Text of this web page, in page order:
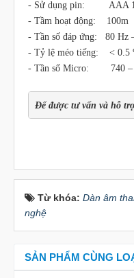
- Sử dụng pin: AAA
- Tầm hoạt động: 100m
- Tần số đáp ứng: 80 Hz
- Tỷ lệ méo tiếng: < 0.5
- Tần số Micro: 740 –
Để được tư vấn và hỗ
Từ khóa: Dàn âm
nghệ
SẢN PHẨM CÙNG